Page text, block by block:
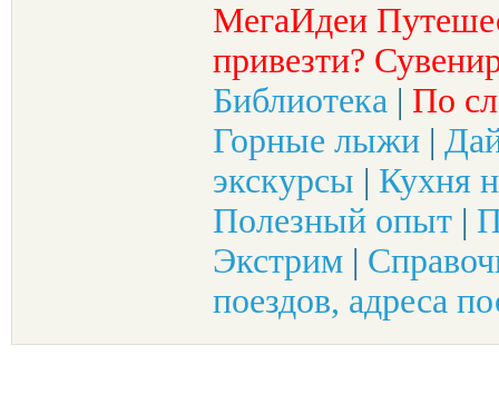
МегаИдеи
привезти?
Библиотека | По
Горные лыжи |
экскурсы | Кухня
Полезный опыт |
Экстрим |
поездов, адреса